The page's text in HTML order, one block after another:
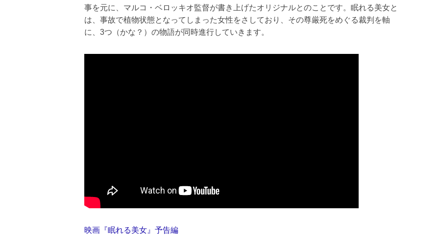
事を元に、マルコ・ベロッキオ監督が書き上げたオリジナルとのことです。眠れる美女と
は、事故で植物状態となってしまった女性をさしており、その尊厳死をめぐる裁判を軸
に、3つ（かな？）の物語が同時進行していきます。
映画『眠れる美女』予告編